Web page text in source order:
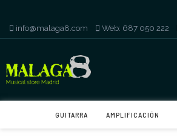
info@malaga8.com Web: 687 050 222
GUITARRA AMPLIFICACIÓN